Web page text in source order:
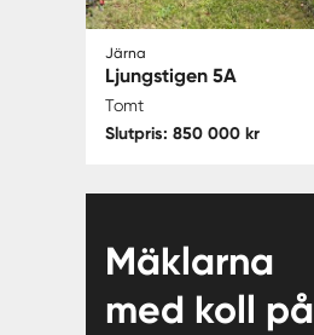
Järna
Ljungstigen 5A
Tomt
Slutpris: 850 000 kr
Mäklarna
med koll på